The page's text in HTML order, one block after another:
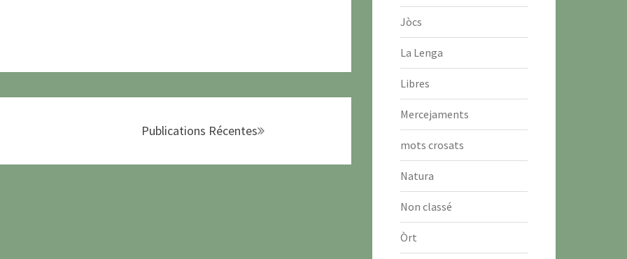
Publications Récentes
Jòcs
La Lenga
Libres
Mercejaments
mots crosats
Natura
Non classé
Òrt